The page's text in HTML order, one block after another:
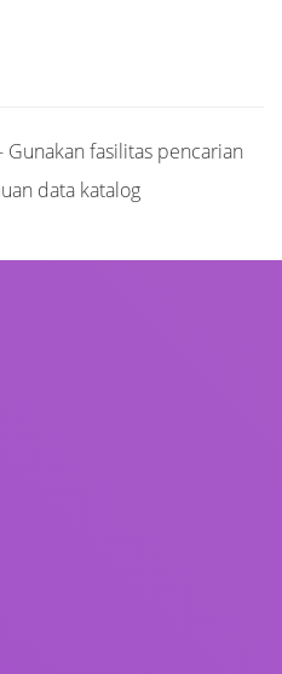
Gunakan fasilitas pencarian
data katalog